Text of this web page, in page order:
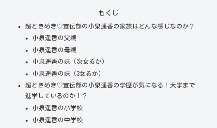
もくじ
超ときめき♡宣伝部の小泉遥香の家族はどんな感じなのか？
小泉遥香の父親
小泉遥香の母親
小泉遥香の妹（次女るか）
小泉遥香の妹（3女るか）
超ときめき♡宣伝部の小泉遥香の学歴が気になる！大学まで
進学しているのか！？
小泉遥香の小学校
小泉遥香の中学校